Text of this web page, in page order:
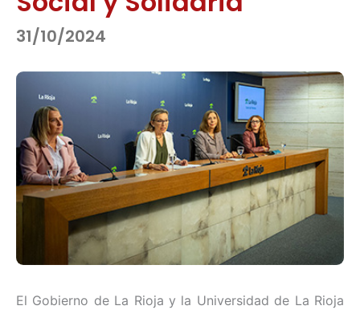
31/10/2024
El Gobierno de La Rioja y la Universidad de La Rioja